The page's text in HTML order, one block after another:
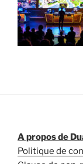
A propos de
Politique de